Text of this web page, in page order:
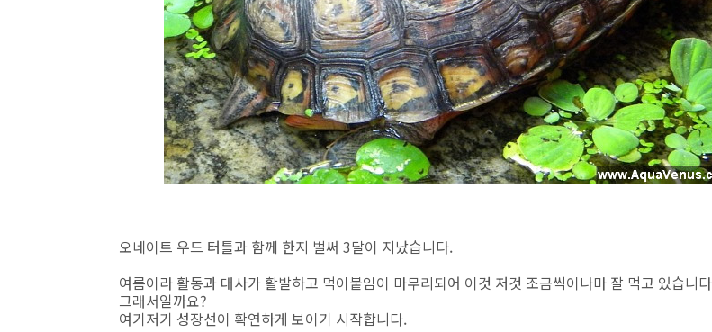
오네이트 우드 터틀과 함께 한지 벌써 3달이 지났습니다.
여름이라 활동과 대사가 활발하고 먹이붙임이 마무리되어 이것 저것 조금씩이나마 잘 먹고 있습니
그래서일까요?
여기저기 성장선이 확연하게 보이기 시작합니다.